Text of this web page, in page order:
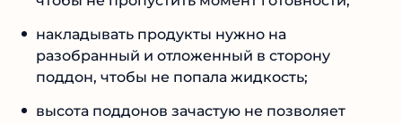
накладывать продукты нужно на
разобранный и отложенный в сторону
поддон, чтобы не попала жидкость;
высота поддонов зачастую не позволяет